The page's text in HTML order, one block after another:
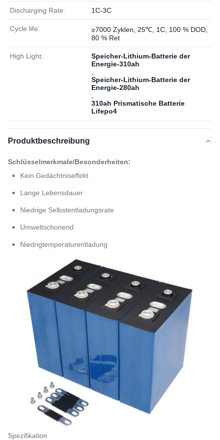
Discharging Rate: 1C-3C
Cycle life:
≥7000 Zyklen, 25℃, 1C, 100 % DOD,
80 % Ret
High Light:
Speicher-Lithium-Batterie der
Energie-310ah
Speicher-Lithium-Batterie der
Energie-280ah
310ah Prismatische Batterie
Lifepo4
Produktbeschreibung
Schlüsselmerkmale/Besonderheiten:
Kein Gedächtniseffekt
Lange Lebensdauer
Niedrige Selbstentladungsrate
Umweltschonend
Niedrigtemperaturentladung
Spezifikation